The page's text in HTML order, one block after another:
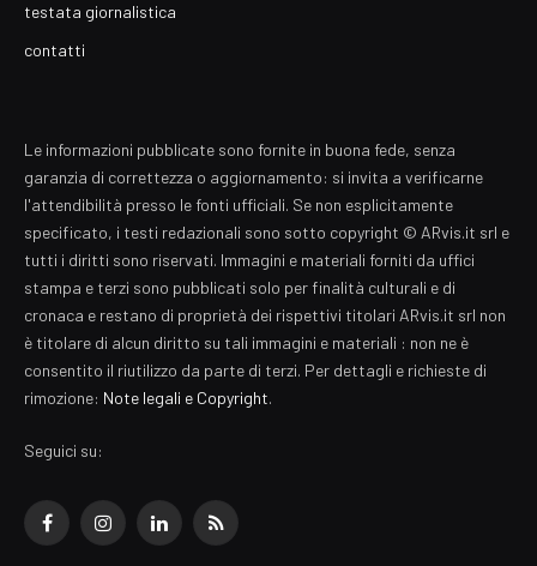
testata giornalistica
contatti
Le informazioni pubblicate sono fornite in buona fede, senza
garanzia di correttezza o aggiornamento: si invita a verificarne
l'attendibilità presso le fonti ufficiali. Se non esplicitamente
specificato, i testi redazionali sono sotto copyright © ARvis.it srl e
tutti i diritti sono riservati. Immagini e materiali forniti da uffici
stampa e terzi sono pubblicati solo per finalità culturali e di
cronaca e restano di proprietà dei rispettivi titolari ARvis.it srl non
è titolare di alcun diritto su tali immagini e materiali : non ne è
consentito il riutilizzo da parte di terzi. Per dettagli e richieste di
rimozione: Note legali e Copyright.
Seguici su:
FacebookInstagramLinkedInRSS